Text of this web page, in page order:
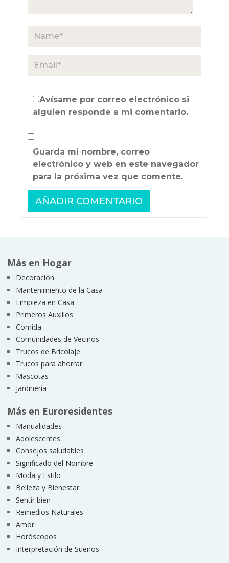
Avísame por correo electrónico si
alguien responde a mi comentario.
Guarda mi nombre, correo
electrónico y web en este navegador
para la próxima vez que comente.
Más en Hogar
Decoración
Mantenimiento de la Casa
Limpieza en Casa
Primeros Auxilios
Comida
Comunidades de Vecinos
Trucos de Bricolaje
Trucos para ahorrar
Mascotas
Jardinería
Más en Euroresidentes
Manualidades
Adolescentes
Consejos saludables
Significado del Nombre
Moda y Estilo
Belleza y Bienestar
Sentir bien
Remedios Naturales
Amor
Horóscopos
Interpretación de Sueños